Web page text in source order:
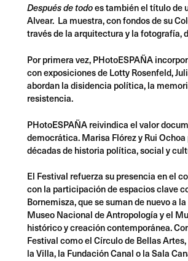
Después de todoes también el título de
Alvear. La muestra, con fondos de su
través de la arquitectura y la fotografía,
Por primera vez, PHotoESPAÑA
con exposiciones de Lotty Rosenfeld,
abordan la disidencia política, la
resistencia.
PHotoESPAÑA reivindica el valor
democrática. Marisa Flórez y Rui
décadas de historia política, social y
El Festival refuerza su presencia en el
con la participación de espacios clave
Bornemisza, que se suman de nuevo a
Museo Nacional de Antropología y el
histórico y creación contemporánea.
Festival como el Círculo de Bellas Artes,
la Villa, la Fundación Canal o la Sala